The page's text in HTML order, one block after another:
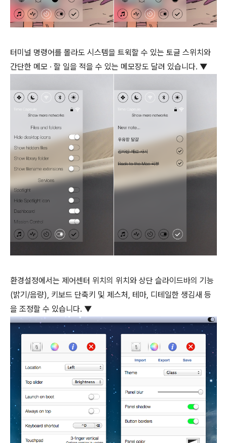
터미널 명령어를 몰라도 시스템을 트윅할 수 있는 토글 스위치와
간단한 메모 ∙ 할 일을 적을 수 있는 메모장도 달려 있습니다. ▼
환경설정에서는 제어센터 위치의 위치와 상단 슬라이드바의 기능
(밝기/음량), 키보드 단축키 및 제스처, 테마, 디테일한 생김새 등
을 조정할 수 있습니다. ▼